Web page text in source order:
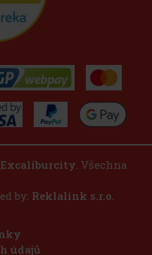
Excaliburcity. Všechna
by: Reklalink s.r.o.
údajů